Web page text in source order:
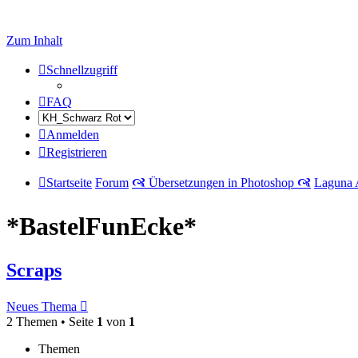
Zum Inhalt
Schnellzugriff
FAQ
Anmelden
Registrieren
Startseite Forum 🙧 Übersetzungen in Photoshop 🙧 Laguna
*BastelFunEcke*
Scraps
Neues Thema
2 Themen • Seite 1 von 1
Themen